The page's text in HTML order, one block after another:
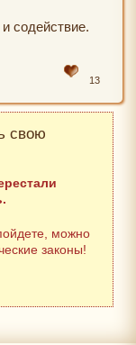
содействие.
13
свою
можно
законы!